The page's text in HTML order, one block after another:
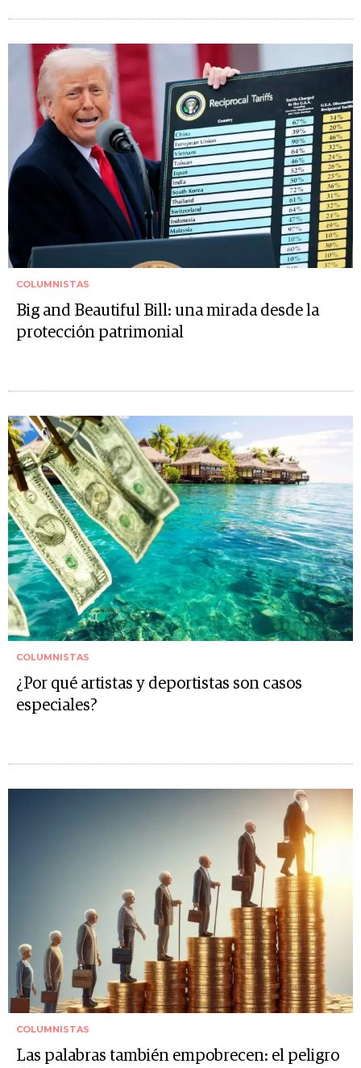
COLUMNISTAS
Big and Beautiful Bill: una mirada desde la
protección patrimonial
COLUMNISTAS
¿Por qué artistas y deportistas son casos
especiales?
COLUMNISTAS
Las palabras también empobrecen: el peligro